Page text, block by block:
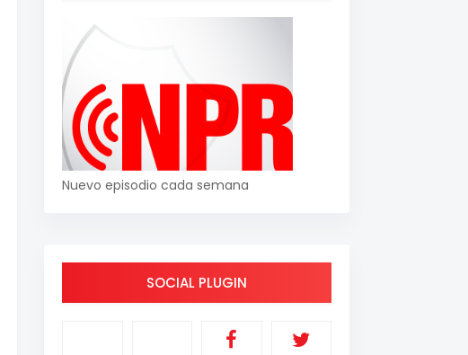
Nuevo episodio cada semana
SOCIAL PLUGIN